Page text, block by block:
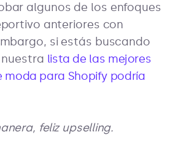
algunos de los enfoques
anteriores con
si estás buscando
lista de las mejores
moda para Shopify podría
feliz upselling.